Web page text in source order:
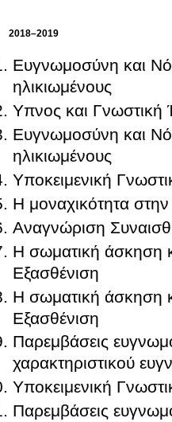
2018–2019
Ευγνωμοσύνη και
ηλικιωμένους
Υπνος και Γνωστική
Ευγνωμοσύνη και
ηλικιωμένους
Υποκειμενική
Η μοναχικότητα στην
Αναγνώριση
Η σωματική άσκηση
Εξασθένιση
Η σωματική άσκηση
Εξασθένιση
Παρεμβάσεις
χαρακτηριστικού
Υποκειμενική
Παρεμβάσεις